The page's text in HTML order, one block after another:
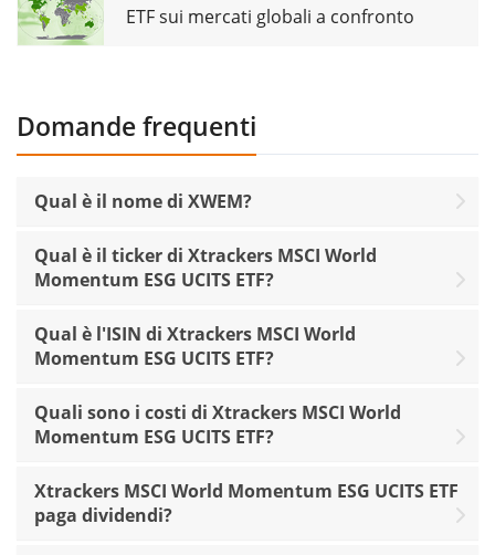
ETF sui mercati globali a confronto
Domande frequenti
Qual è il nome di XWEM?
Qual è il ticker di Xtrackers MSCI World
Momentum ESG UCITS ETF?
Qual è l'ISIN di Xtrackers MSCI World
Momentum ESG UCITS ETF?
Quali sono i costi di Xtrackers MSCI World
Momentum ESG UCITS ETF?
Xtrackers MSCI World Momentum ESG UCITS ETF
paga dividendi?